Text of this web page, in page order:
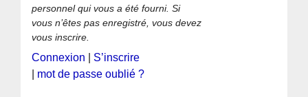
personnel qui vous a été fourni. Si
vous n’êtes pas enregistré, vous devez
vous inscrire.
Connexion
S’inscrire
mot de passe oublié ?